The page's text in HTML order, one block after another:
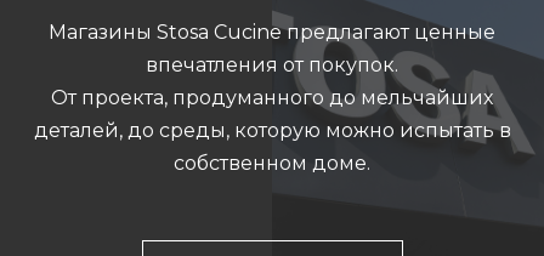
Магазины Stosa Cucine предлагают ценные
впечатления от покупок.
От проекта, продуманного до мельчайших
деталей, до среды, которую можно испытать в
собственном доме.